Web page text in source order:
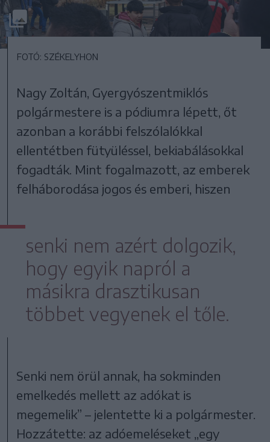
FOTÓ: SZÉKELYHON
Nagy Zoltán, Gyergyószentmiklós
polgármestere is a pódiumra lépett, őt
azonban a korábbi felszólalókkal
ellentétben fütyüléssel, bekiabálásokkal
fogadták. Mint fogalmazott, az emberek
felháborodása jogos és emberi, hiszen
senki nem azért dolgozik,
hogy egyik napról a
másikra drasztikusan
többet vegyenek el tőle.
Senki nem örül annak, ha sokminden
emelkedés mellett az adókat is
megemelik” – jelentette ki a polgármester.
Hozzátette: az adóemeléseket „egy